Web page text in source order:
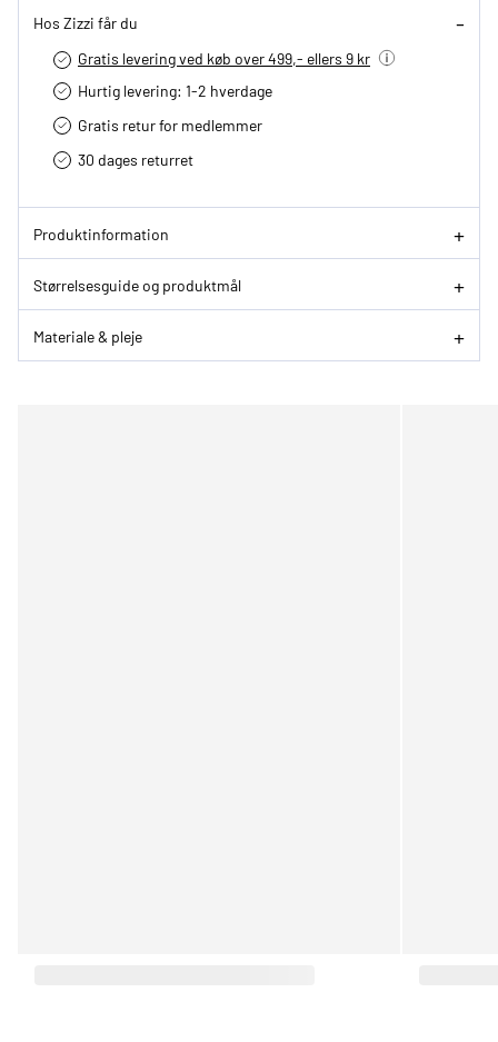
Hos Zizzi får du
Gratis levering ved køb over 499,- ellers 9 kr
Hurtig levering­: 1-2 hverdage
Gratis retur for medlemmer
30 dages returret
Produktinformation
Størrelsesguide og produktmål
Materiale & pleje